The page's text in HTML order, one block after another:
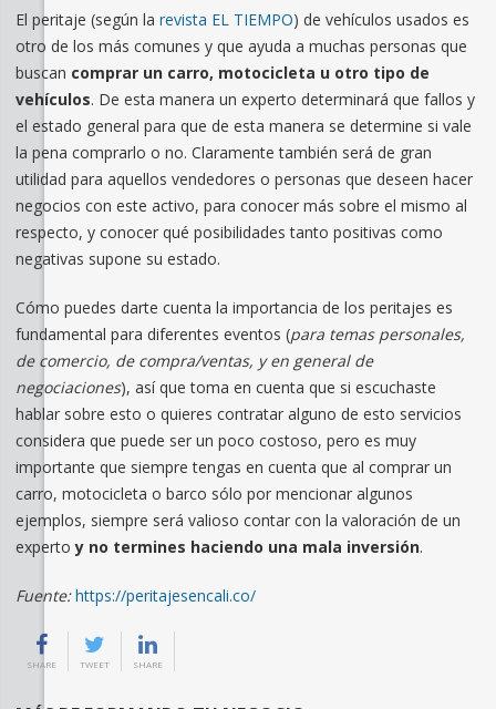
El peritaje (según la revista EL TIEMPO) de vehículos usados es
otro de los más comunes y que ayuda a muchas personas que
buscan comprar un carro, motocicleta u otro tipo de
vehículos. De esta manera un experto determinará que fallos y
el estado general para que de esta manera se determine si vale
la pena comprarlo o no. Claramente también será de gran
utilidad para aquellos vendedores o personas que deseen hacer
negocios con este activo, para conocer más sobre el mismo al
respecto, y conocer qué posibilidades tanto positivas como
negativas supone su estado.
Cómo puedes darte cuenta la importancia de los peritajes es
fundamental para diferentes eventos (para temas personales,
de comercio, de compra/ventas, y en general de
negociaciones), así que toma en cuenta que si escuchaste
hablar sobre esto o quieres contratar alguno de esto servicios
considera que puede ser un poco costoso, pero es muy
importante que siempre tengas en cuenta que al comprar un
carro, motocicleta o barco sólo por mencionar algunos
ejemplos, siempre será valioso contar con la valoración de un
expertoy no termines haciendo una mala inversión.
Fuente: https://peritajesencali.co/
SHARE TWEET SHARE